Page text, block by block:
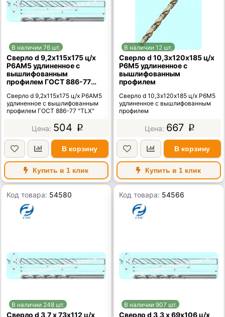
В наличии 76 шт.
Сверло d 9,2х115х175 ц/х
Р6АМ5 удлиненное с
вышлифованным
профилем ГОСТ 886-77
Сверло d 9,2х115х175 ц/х Р6АМ5
удлиненное с вышлифованным
профилем ГОСТ 886-77 "TLX"
504 p
В корзину
Купить в 1 клик
В наличии 12 шт.
Сверло d 10,3х120х185 ц/х
Р6М5 удлиненное с
вышлифованным
профилем
Сверло d 10,3х120х185 ц/х Р6М5
удлиненное с вышлифованным
профилем
667 p
В корзину
Купить в 1 клик
Код товара: 54580
В наличии 248 шт.
Сверло d 3,7 х 73х112 ц/х
Код товара: 54566
В наличии 907 шт.
Сверло d 3,3 х 69х106 ц/х